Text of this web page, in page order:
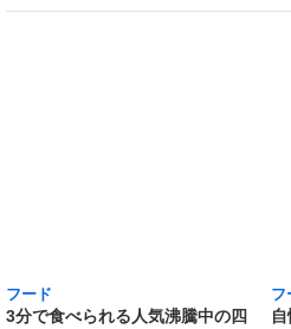
6,344,952円
ドル 14種のスパイス麻辣湯」を
発売～具材は謎肉、キャベツ、チ
(